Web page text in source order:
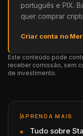
português e PIX.
quer comprar
Criar conta no
Este conteúdo pode
receber comissão, sem
de investimento.
APRENDA MAIS
Tudo sobre